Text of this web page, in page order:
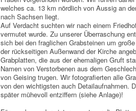
welches ca. 13 km nördlich von Aussig an
nach Sachsen liegt.
Auf Verdacht suchten wir nach einem
vermutet wurde. Zu unserer Überraschung
sich bei den fraglichen Grabsteinen um
der rückseitigen Außenwand der Kirche
Grabplatten, die aus der ehemaligen Gruft
Namen von Verstorbenen aus dem
von Geising trugen. Wir fotografierten alle
von den wichtigsten auch Detailaufnahmen.
später mühevoll entziffern (siehe Anlage)!